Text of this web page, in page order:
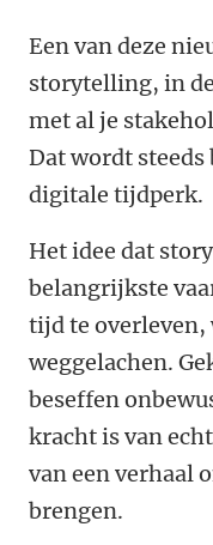
Een van deze
storytelling, in
met al je
Dat wordt
digitale tijdperk.
Het idee dat
belangrijkste
tijd te overleven,
weggelachen.
beseffen
kracht is van
van een verhaal
brengen.